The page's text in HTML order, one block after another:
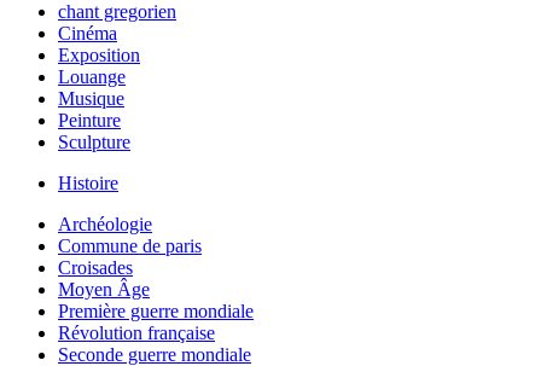
chant gregorien
Cinéma
Exposition
Louange
Musique
Peinture
Sculpture
Histoire
Archéologie
Commune de paris
Croisades
Moyen Âge
Première guerre mondiale
Révolution française
Seconde guerre mondiale